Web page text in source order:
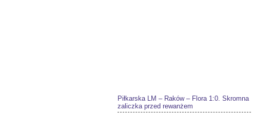
Piłkarska LM – Raków – Flora 1:0. Skromna
zaliczka przed rewanżem